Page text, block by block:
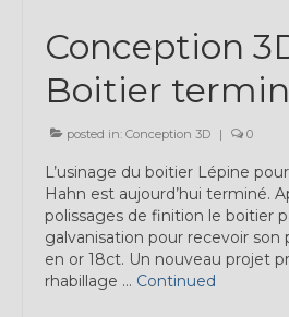
Conception
Boitier
posted in: Conception 3D | 0
L’usinage du boitier Lépine
Hahn est aujourd’hui terminé.
polissages de finition le boitier
galvanisation pour recevoir son
en or 18ct. Un nouveau projet
rhabillage … Continued